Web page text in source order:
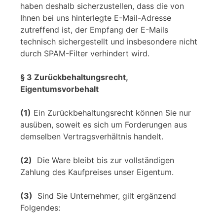
haben deshalb sicherzustellen, dass die von
Ihnen bei uns hinterlegte E-Mail-Adresse
zutreffend ist, der Empfang der E-Mails
technisch sichergestellt und insbesondere nicht
durch SPAM-Filter verhindert wird.
§ 3 Zurückbehaltungsrecht,
Eigentumsvorbehalt
(1) Ein Zurückbehaltungsrecht können Sie nur
ausüben, soweit es sich um Forderungen aus
demselben Vertragsverhältnis handelt.
(2)
Die Ware bleibt bis zur vollständigen
Zahlung des Kaufpreises unser Eigentum.
(3)
Sind Sie Unternehmer, gilt ergänzend
Folgendes: